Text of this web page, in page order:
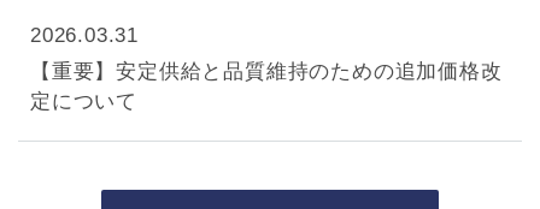
2026.03.31
【重要】安定供給と品質維持のための追加価格改
定について